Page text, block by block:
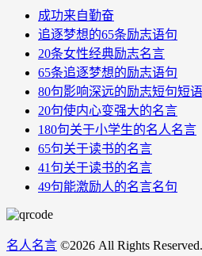
成功来自勤奋
追逐梦想的65条励志语句
20条女性经典励志名言
65条追逐梦想的励志语句
80句影响深远的励志短句短语
20句使内心变强大的名言
180句关于小学生的名人名言
65句关于读书的名言
41句关于读书的名言
49句能激励人的名言名句
名人名言 ©2026 All Rights Reserved.